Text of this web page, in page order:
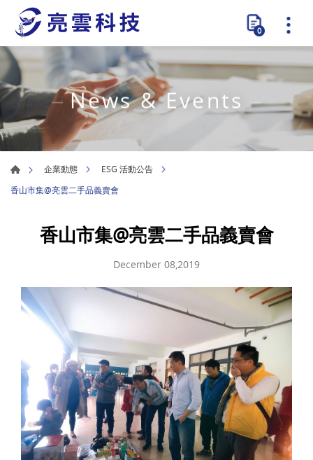
0
News & Events
企業動態
ESG 活動公告
香山市集@亮雲二手品義賣會
香山市集@亮雲二手品義賣會
December 08,2019